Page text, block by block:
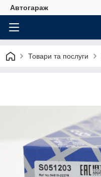
Автогараж
Товари та послуги